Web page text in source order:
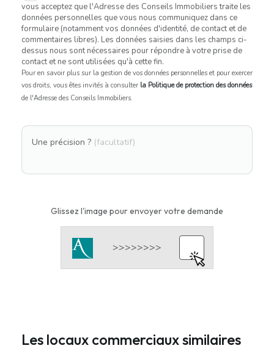
vous acceptez que l'Adresse des Conseils Immobiliers traite les
données personnelles que vous nous communiquez dans ce
formulaire (notamment vos données d'identité, de contact et de
commentaires libres). Les données saisies dans les champs ci-
dessus nous sont nécessaires pour répondre à votre prise de
contact et ne sont utilisées qu'à cette fin.
Pour en savoir plus sur la gestion de vos données personnelles et pour exercer
vos droits, vous êtes invités à consulter la Politique de protection des données
de l'Adresse des Conseils Immobiliers.
Une précision ? (facultatif)
Glissez l'image pour envoyer votre demande
Les locaux commerciaux similaires